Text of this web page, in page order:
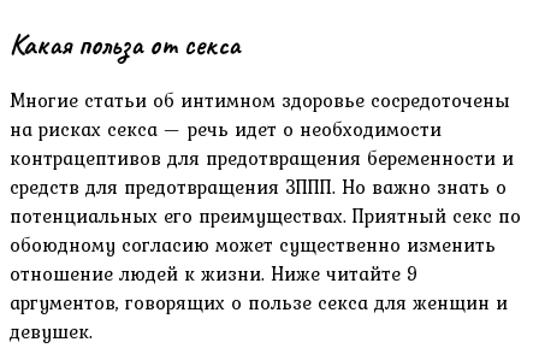
Какая польза от секса
Многие статьи об интимном здоровье сосредоточены
на рисках секса — речь идет о необходимости
контрацептивов для предотвращения беременности и
средств для предотвращения ЗППП. Но важно знать о
потенциальных его преимуществах. Приятный секс по
обоюдному согласию может существенно изменить
отношение людей к жизни. Ниже читайте 9
аргументов, говорящих о пользе секса для женщин и
девушек.